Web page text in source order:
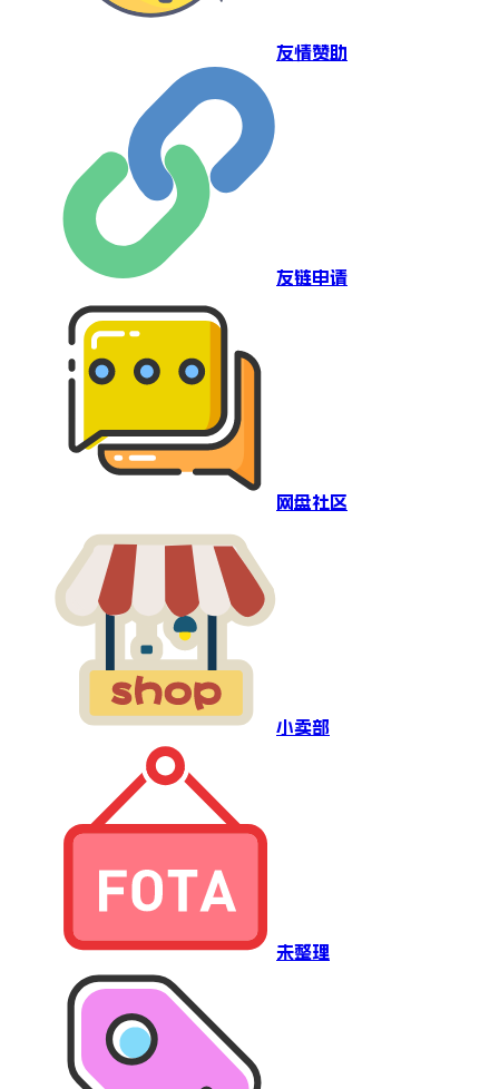
友情赞助
友链申请
网盘社区
小卖部
未整理